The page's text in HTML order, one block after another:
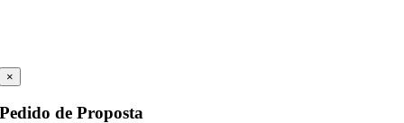
×
Pedido de Proposta